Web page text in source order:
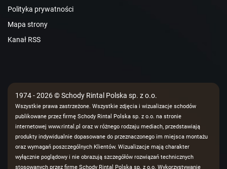
Polityka prywatności
Mapa strony
Kanał RSS
1974 - 2026 © Schody Rintal Polska sp. z o.o.
Wszystkie prawa zastrzeżone. Wszystkie zdjęcia i wizualizacje schodów
publikowane przez firmę Schody Rintal Polska sp. z o.o. na stronie
internetowej www.rintal.pl oraz w różnego rodzaju mediach, przedstawiają
produkty indywidualnie dopasowane do przeznaczonego im miejsca montażu
oraz wymagań poszczególnych Klientów. Wizualizacje mają charakter
wyłącznie poglądowy i nie obrazują szczegółów rozwiązań technicznych
stosowanych przez firmę Schody Rintal Polska sp. z o.o. Wykorzystywanie